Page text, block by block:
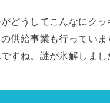
どうしてこんなにク
供給事業も行ってい
すね。謎が氷解しまし